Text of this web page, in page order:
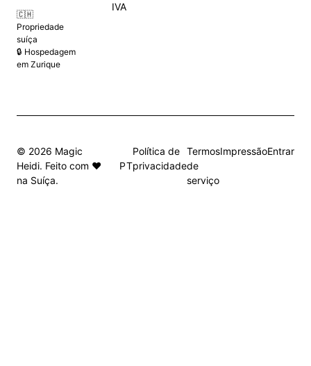
🇨🇭
Propriedade
suíça
🔒 Hospedagem
em Zurique
IVA
© 2026 Magic
Heidi. Feito com ❤️
na Suíça.
PT
Política de
privacidade
Termos
de
serviço
ImpressãoEntrar